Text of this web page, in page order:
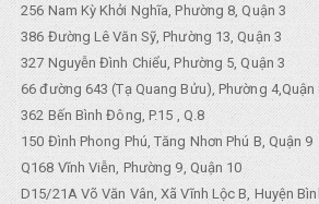
256 Nam Kỳ Khởi Nghĩa, Phường 8, Quận 3
386 Đường Lê Văn Sỹ, Phường 13, Quận 3
327 Nguyễn Đình Chiểu, Phường 5, Quận 3
66 đường 643 (Tạ Quang Bửu), Phường 4,Quận
362 Bến Bình Đông, P.15 , Q.8
150 Đình Phong Phú, Tăng Nhơn Phú B, Quận 9
Q168 Vĩnh Viễn, Phường 9, Quận 10
D15/21A Võ Văn Vân, Xã Vĩnh Lộc B, Huyện